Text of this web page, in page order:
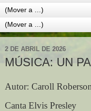
2 DE ABRIL DE 2026
MÚSICA: UN
Autor: Caroll
Canta Elvis Presley